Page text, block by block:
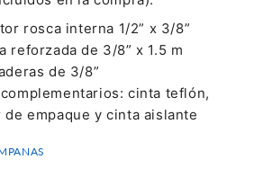
rosca interna 1/2” x 3/8”
reforzada de 3/8” x 1.5 m
de 3/8”
cinta teflón,
de empaque y cinta aislante